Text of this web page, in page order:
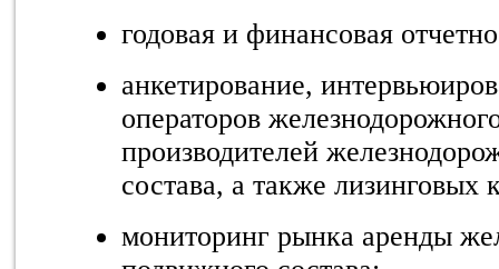
годовая и финансовая
анкетирование,
операторов
производителей
состава, а также лизинговых
мониторинг рынка аренды